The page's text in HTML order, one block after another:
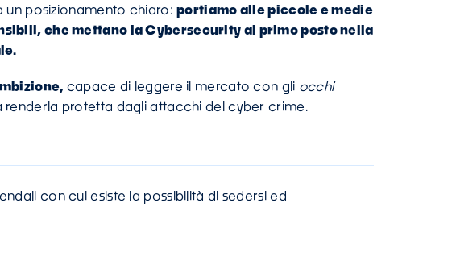
un posizionamento chiaro:portiamo alle piccole e medie
che mettano la Cybersecurity al primo posto nella
capace di leggere il mercato con gli occhi
renderla protetta dagli attacchi del cyber crime.
con cui esiste la possibilità di sedersi ed